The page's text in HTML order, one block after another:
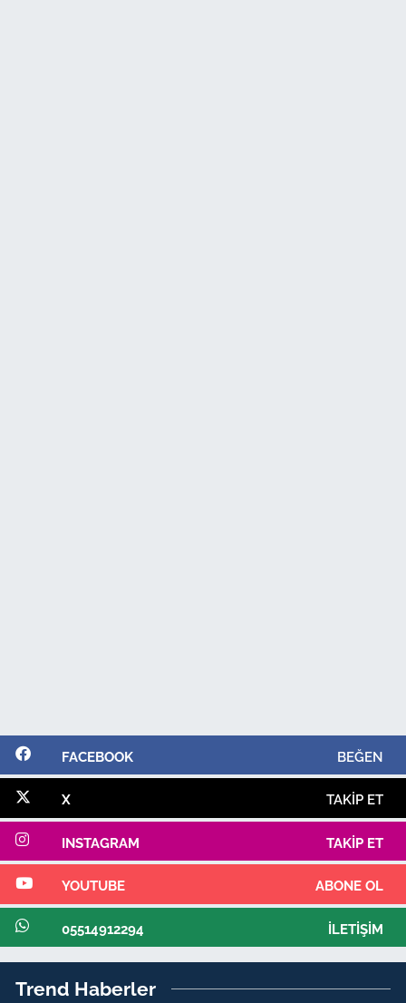
FACEBOOK BEĞEN
X TAKIP ET
INSTAGRAM TAKIP ET
YOUTUBE ABONE OL
05514912294 İLETIŞIM
Trend Haberler